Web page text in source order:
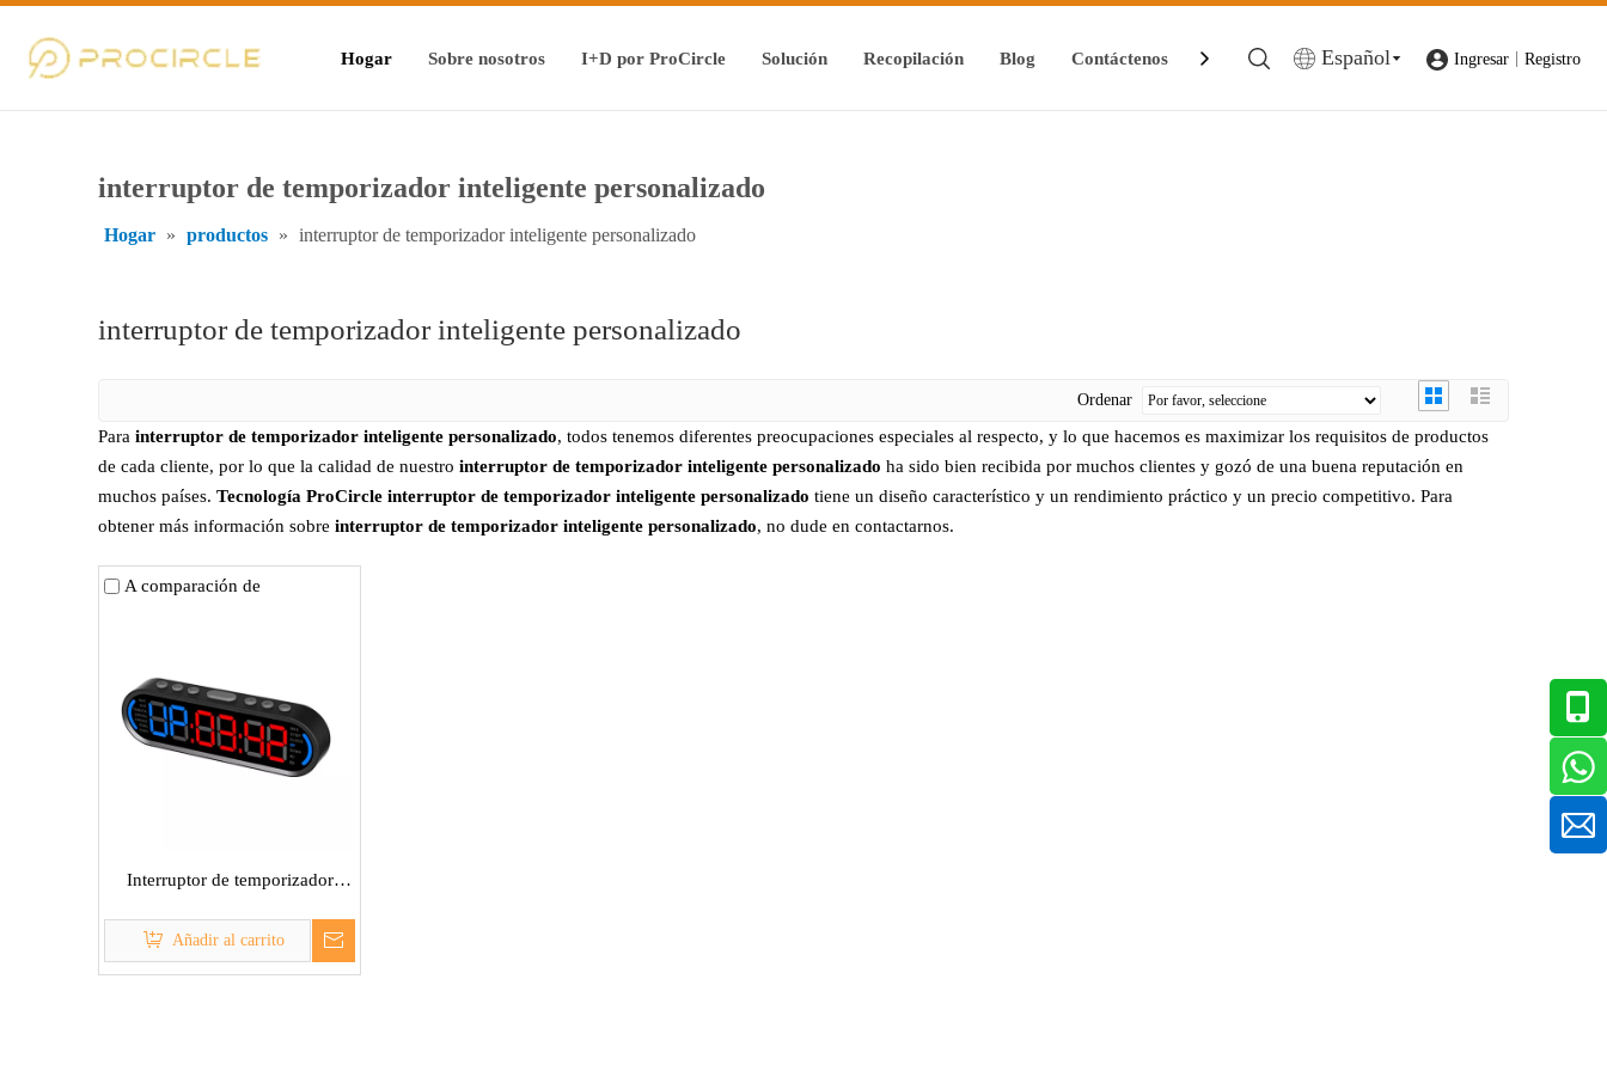
Hogar Sobre nosotros I+D por ProCircle Solución Recopilación Blog Contáctenos Español Ingresar Registro
interruptor de temporizador inteligente personalizado
Hogar » productos » interruptor de temporizador inteligente personalizado
interruptor de temporizador inteligente personalizado
Ordenar
Para interruptor de temporizador inteligente personalizado, todos tenemos diferentes preocupaciones especiales al respecto, y lo que hacemos es maximizar los requisitos de productos
de cada cliente, por lo que la calidad de nuestro interruptor de temporizador inteligente personalizado ha sido bien recibida por muchos clientes y gozó de una buena reputación en
muchos países. Tecnología ProCircle interruptor de temporizador inteligente personalizado tiene un diseño característico y un rendimiento práctico y un precio competitivo. Para
obtener más información sobre interruptor de temporizador inteligente personalizado, no dude en contactarnos.
A comparación de
Interruptor de temporizador
Añadir al carrito